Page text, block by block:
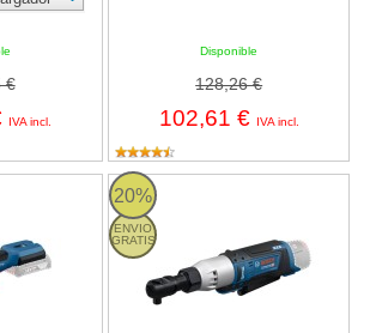
€
IVA incl.
Disponible
128,26 €
102,61 € IVA incl.
- Llave de carraca a batería de 18V
20%
ENVIO
GRATIS
Bosch GRC 12V-60 3/8 SN